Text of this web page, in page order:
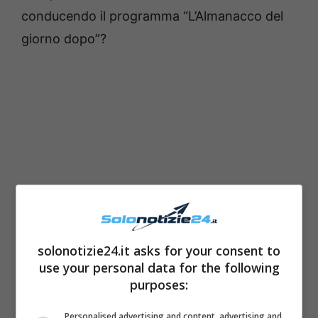
conducendo il programma “L’Almanacco del
giorno dopo”?
solonotizie24.it asks for your consent to
use your personal data for the following
purposes: